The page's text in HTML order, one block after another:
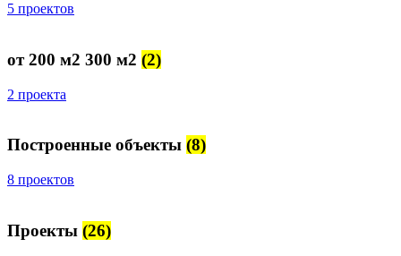
5 проектов
от 200 м2 300 м2 (2)
2 проекта
Построенные объекты (8)
8 проектов
Проекты (26)